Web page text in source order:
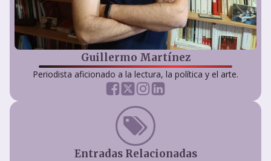
Guillermo Martínez
Periodista aficionado a la lectura, la política y el arte.
Entradas Relacionadas